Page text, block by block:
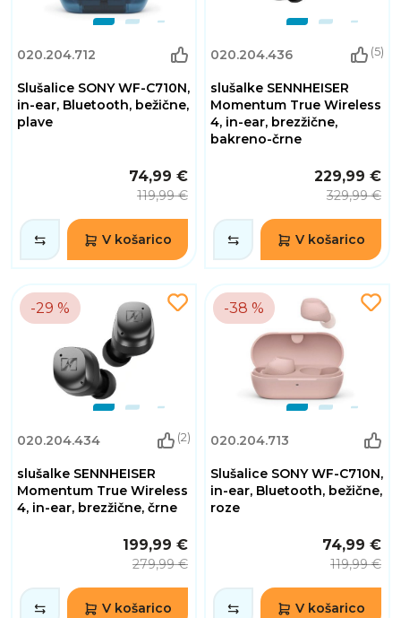
020.204.712
Slušalice SONY WF-C710N,
in-ear, Bluetooth, bežične,
plave
74,99 €
119,99 €
V košarico
020.204.436 (5)
slušalke SENNHEISER
Momentum True Wireless
4, in-ear, brezžične,
bakreno-črne
229,99 €
329,99 €
V košarico
-29 %
020.204.434 (2)
slušalke SENNHEISER
Momentum True Wireless
4, in-ear, brezžične, črne
199,99 €
279,99 €
V košarico
-38 %
020.204.713
Slušalice SONY WF-C710N,
in-ear, Bluetooth, bežične,
roze
74,99 €
119,99 €
V košarico